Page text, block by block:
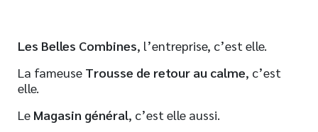
Les Belles Combines, l’entreprise, c’est elle.
La fameuse Trousse de retour au calme, c’est
elle.
Le Magasin général, c’est elle aussi.